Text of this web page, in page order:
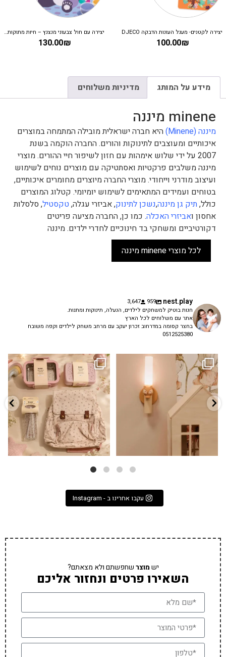
יצירה לקטנים- מעגל העונות הדבקה DJECO
100.00₪
יצירה עם חול צבעוני מנצנץ – חיות מתוקות DJECO
130.00₪
מידע על המותג מדיניות משלוחים
minene מיננה
מיננה (Minene)
היא חברה ישראלית מובילה המתמחה במוצרים
איכותיים ומעוצבים לתינוקות והורים. החברה הוקמה בשנת
2007 על ידי שלוש אימהות עם חזון לשיפור חיי ההורים. מוצרי
מיננה משלבים פרקטיות ואסתטיקה עם מוצרים נוחים לשימוש
ועיצוב מודרני וייחודי. מוצרי החברה מיוצרים מחומרים איכותיים,
בטוחים ועמידים המתאימים לשימוש יומיומי. קטלוג המוצרים
כולל,תיק גן מיננה,נשכן לתינוק, אביזרי עגלה,טקסטיל, סלסלות
אחסון ואביזרי האכלה. כמו כן, החברה מציעה פריטים
דקורטיביים ומשחקי בד חינוכיים לחדרי ילדים. מיננה
לכל מוצרי minene מיננה
nest.play
959
3,647
חנות בוטיק למשחקים לילדים, הנעלה, תינוקות ומתנות.
אתר עם משלוחים לכל הארץ
בחצר קסומה במדרחוב זכרון יעקב עם מרחב משחק לילדים וקפה משובח
0512525380
✨ חוזרים למסגרת בסטייל! ✨
הקולקציה החדשה...
9 4
גם פריט עיצובי לחדר, גם מנורת לילה
...
3 0
עקבו אחרינו ב - Instagram
ישמוצרשחפשתם ולא מצאתם?
השאירו פרטים ונחזור אליכם